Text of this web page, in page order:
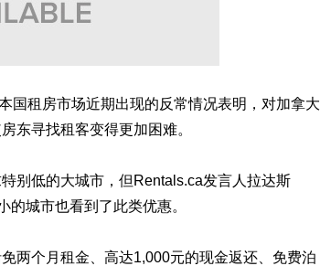
国租房市场近期出现的反常情况表明，对加拿大
东寻找租客变得更加困难。
别低的大城市，但Rentals.ca发言人拉达斯
的城市也看到了此类优惠。
两个月租金、高达1,000元的现金返还、免费泊